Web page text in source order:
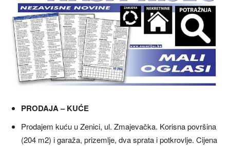
PRODAJA – KUĆE
Prodajem kuću u Zenici, ul. Zmajevačka. Korisna površina
(204 m2) i garaža, prizemlje, dva sprata i potkrovlje. Cijena